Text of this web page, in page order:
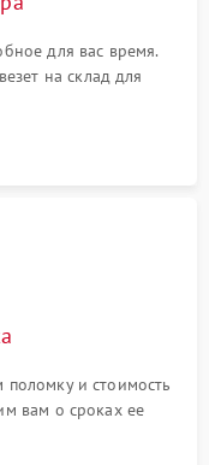
для вас время.
на склад для
и стоимость
вам о сроках ее